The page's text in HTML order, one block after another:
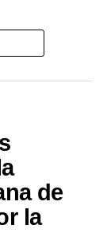
el jueves,
las balas y
han
impulsar
de nuestra
Quedó
a seguir
de ATE
de
la